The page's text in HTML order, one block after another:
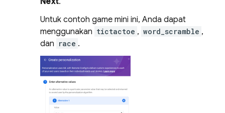
Untuk contoh game mini ini, Anda dapat
menggunakan tictactoe , word_scramble ,
dan race .